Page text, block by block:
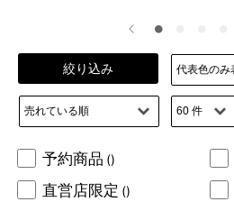
絞り込み
予約商品 ()
直営店限定 ()